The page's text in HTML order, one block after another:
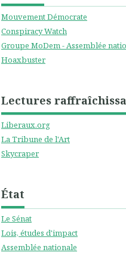
Mouvement Démocrate
Conspiracy Watch
Groupe MoDem - Assemblée
Hoaxbuster
Lectures
Liberaux.org
La Tribune de l'Art
Skycraper
État
Le Sénat
Lois, études d'impact
Assemblée nationale